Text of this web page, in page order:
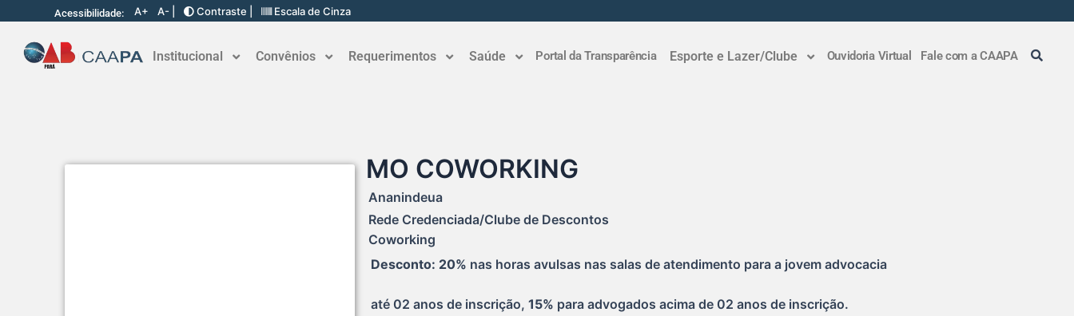
Acessibilidade: A+ A- | Contraste | Escala de Cinza
Institucional Convênios Requerimentos Saúde Portal da Transparência Esporte e Lazer/Clube Ouvidoria Virtual Fale com a CAAPA
MO COWORKING
Ananindeua
Rede Credenciada/Clube de Descontos
Coworking
Desconto: 20% nas horas avulsas nas salas de atendimento para a jovem advocacia
até 02 anos de inscrição, 15% para advogados acima de 02 anos de inscrição.